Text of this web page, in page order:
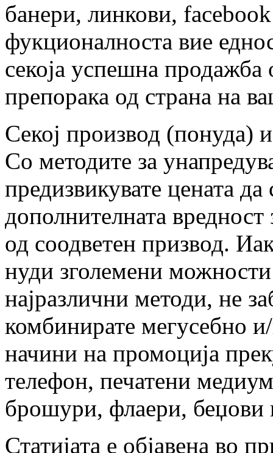
банери, линкови,
фукционалноста вие
секоја успешна продажба
препорака од страна на
Секој производ (понуда)
Со методите за
предизвикувате цената
дополнителната вредност
од соодветен призвод.
нуди зголемени
најразлични методи, не
комбинирате мегусебно
начини на промоција
телефон, печатени
брошури, флаери, беџови
Статијата е објавена во